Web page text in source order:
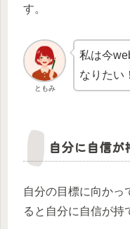
す。
ともみ
私は今
なりたい
自分に自信が
自分の目標に向かっ
ると自分に自信が持